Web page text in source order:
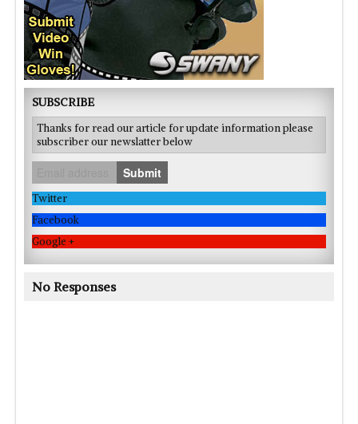
SUBSCRIBE
Thanks for read our article for update information please
subscriber our newslatter below
Submit
Twitter
Facebook
Google +
No Responses